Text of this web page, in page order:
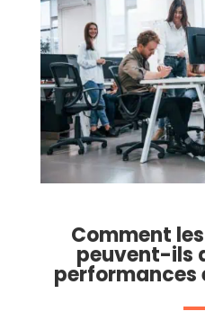
Comment
peuvent-ils
performances